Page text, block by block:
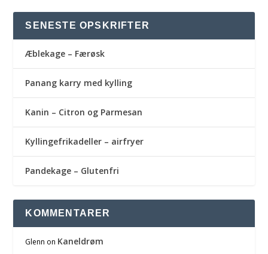
SENESTE OPSKRIFTER
Æblekage – Færøsk
Panang karry med kylling
Kanin – Citron og Parmesan
Kyllingefrikadeller – airfryer
Pandekage – Glutenfri
KOMMENTARER
Glenn on Kaneldrøm